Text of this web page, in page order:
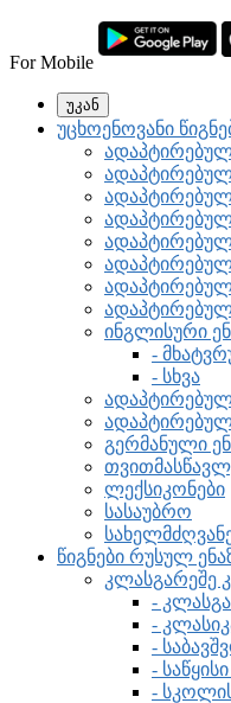
For Mobile
უკან
უცხოენოვანი
ინგლისური
-
- სხვა
გერმანული
ლექსიკონები
სასაუბრო
წიგნები რუსულ
კლასგარეშე
-
-
-
-
-